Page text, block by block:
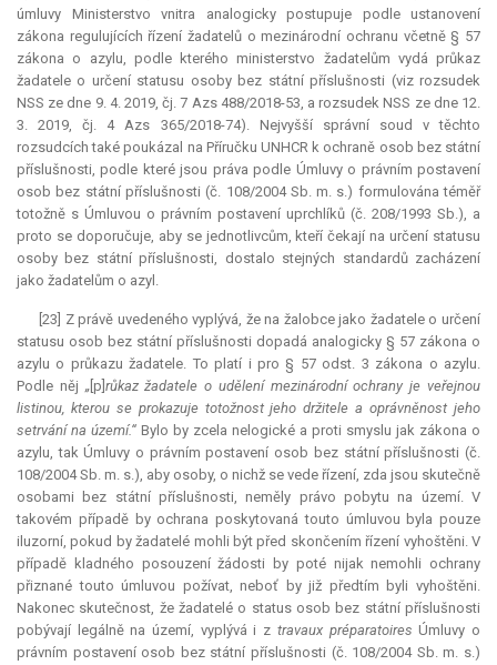
úmluvy Ministerstvo vnitra analogicky postupuje podle ustanovení
zákona regulujících řízení žadatelů o mezinárodní ochranu včetně § 57
zákona o azylu, podle kterého ministerstvo žadatelům vydá průkaz
žadatele o určení statusu osoby bez státní příslušnosti (viz rozsudek
NSS ze dne 9. 4. 2019, čj. 7 Azs 488/2018-53, a rozsudek NSS ze dne 12.
3. 2019, čj. 4 Azs 365/2018-74). Nejvyšší správní soud v těchto
rozsudcích také poukázal na Příručku UNHCR k ochraně osob bez státní
příslušnosti, podle které jsou práva podle Úmluvy o právním postavení
osob bez státní příslušnosti (č. 108/2004 Sb. m. s.) formulována téměř
totožně s Úmluvou o právním postavení uprchlíků (č. 208/1993 Sb.), a
proto se doporučuje, aby se jednotlivcům, kteří čekají na určení statusu
osoby bez státní příslušnosti, dostalo stejných standardů zacházení
jako žadatelům o azyl.
[23] Z právě uvedeného vyplývá, že na žalobce jako žadatele o určení
statusu osob bez státní příslušnosti dopadá analogicky § 57 zákona o
azylu o průkazu žadatele. To platí i pro § 57 odst. 3 zákona o azylu.
Podle něj „[p] růkaz žadatele o udělení mezinárodní ochrany je veřejnou
listinou, kterou se prokazuje totožnost jeho držitele a oprávněnost jeho
setrvání na území.“ Bylo by zcela nelogické a proti smyslu jak zákona o
azylu, tak Úmluvy o právním postavení osob bez státní příslušnosti (č.
108/2004 Sb. m. s.), aby osoby, o nichž se vede řízení, zda jsou skutečně
osobami bez státní příslušnosti, neměly právo pobytu na území. V
takovém případě by ochrana poskytovaná touto úmluvou byla pouze
iluzorní, pokud by žadatelé mohli být před skončením řízení vyhoštěni. V
případě kladného posouzení žádosti by poté nijak nemohli ochrany
přiznané touto úmluvou požívat, neboť by již předtím byli vyhoštěni.
Nakonec skutečnost, že žadatelé o statusosob bez státní příslušnosti
pobývají legálně na území, vyplývá i z travaux préparatoires Úmluvy o
právním postavení osob bez státní příslušnosti (č. 108/2004 Sb. m. s.)